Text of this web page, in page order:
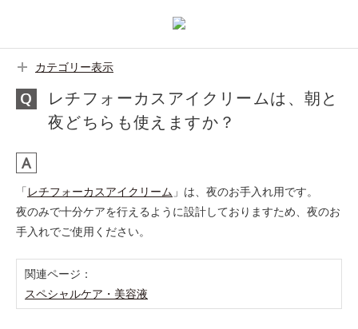
カテゴリー表示
レチフォーカスアイクリームは、朝と
夜どちらも使えますか？
「レチフォーカスアイクリーム 」は、夜のお手入れ用です。
夜のみで十分ケアを行えるように設計しておりますため、夜のお
手入れでご使用ください。
関連ページ：
スペシャルケア・美容液